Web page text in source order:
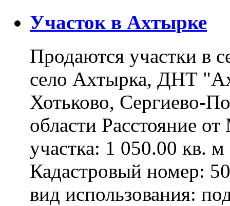
Участок в Ахтырке
Продаются участки в
село Ахтырка, ДНТ
Хотьково, Сергиево-
области Расстояние
участка: 1 050.00 кв.
Кадастровый номер:
вид использования: